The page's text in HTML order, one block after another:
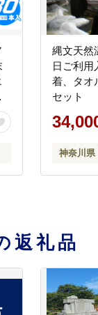
縄文天
日ご利用
着、タオ
セット
神奈川県
返礼品